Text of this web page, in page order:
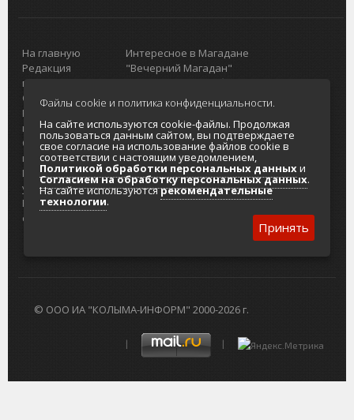
На главную
Редакция
портала
О проекте
Реклама на
портале
Отзывы и
предложения
Интернет-
услуги
Разработка
сайтов
Интересное в Магадане
"Вечерний Магадан"
Городская доска объявлений
Реклама
Главный туристический портал
Колымы
Политика в отношении обработки
персональных данных
Согласие на обработку персональных
данных
© ООО ИА "КОЛЫМА-ИНФОРМ" 2000-2026 г.
Файлы cookie и политика конфиденциальности.
На сайте используются cookie-файлы. Продолжая
пользоваться данным сайтом, вы подтверждаете
свое согласие на использование файлов cookie в
соответствии с настоящим уведомлением,
Политикой обработки персональных данныхи
Согласием на обработку персональных данных.
На сайте используютсярекомендательные
технологии.
Принять